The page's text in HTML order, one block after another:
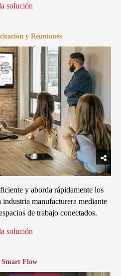
solución
y Reuniones
y aborda rápidamente los
manufacturera mediante
de trabajo conectados.
solución
Smart Flow